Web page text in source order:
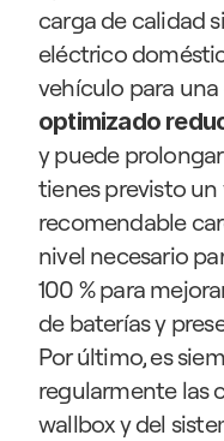
carga de calidad
eléctrico
vehículo para
optimizado
y puede
tienes previsto un
recomendable
nivel necesario
100 % para
de baterías y
Por último, es
regularmente las
wallbox y del